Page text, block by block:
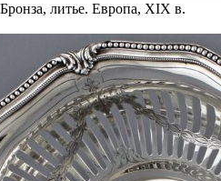
литье. Европа, XIX в.